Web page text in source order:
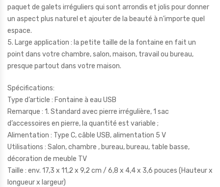
paquet de galets irréguliers qui sont arrondis et jolis pour donner
un aspect plus naturel et ajouter de la beauté à n’importe quel
espace.
5. Large application : la petite taille de la fontaine en fait un
point dans votre chambre, salon, maison, travail ou bureau,
presque partout dans votre maison.
Spécifications:
Type d’article : Fontaine à eau USB
Remarque : 1. Standard avec pierre irrégulière, 1 sac
d’accessoires en pierre, la quantité est variable ;
Alimentation : Type C, câble USB, alimentation 5 V
Utilisations : Salon, chambre , bureau, bureau, table basse,
décoration de meuble TV
Taille : env. 17,3 x 11,2 x 9,2 cm / 6,8 x 4,4 x 3,6 pouces (Hauteur x
longueur x largeur)